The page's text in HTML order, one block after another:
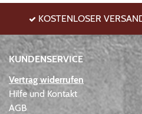
KOSTENLOSER
KUNDENSERVICE
Vertrag widerrufen
Hilfe und Kontakt
AGB